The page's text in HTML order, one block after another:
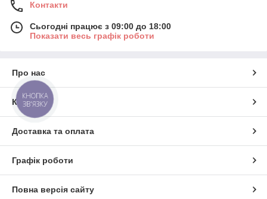
Контакти
Сьогодні працює з 09:00 до 18:00
Показати весь графік роботи
Про нас
Контакти
Доставка та оплата
Графік роботи
Повна версія сайту
КНОПКА
ЗВ'ЯЗКУ